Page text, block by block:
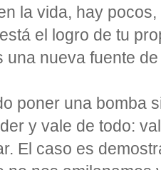
la vida, hay
el logro de tu
una nueva fuente
poner una bomba
y vale de todo:
El caso es